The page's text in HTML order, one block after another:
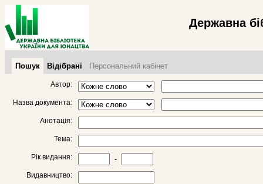
Державна
Пошук Відібрані Персональний кабінет
Автор:
Назва документа:
Анотація:
Тема:
Рік видання: -
Видавництво: